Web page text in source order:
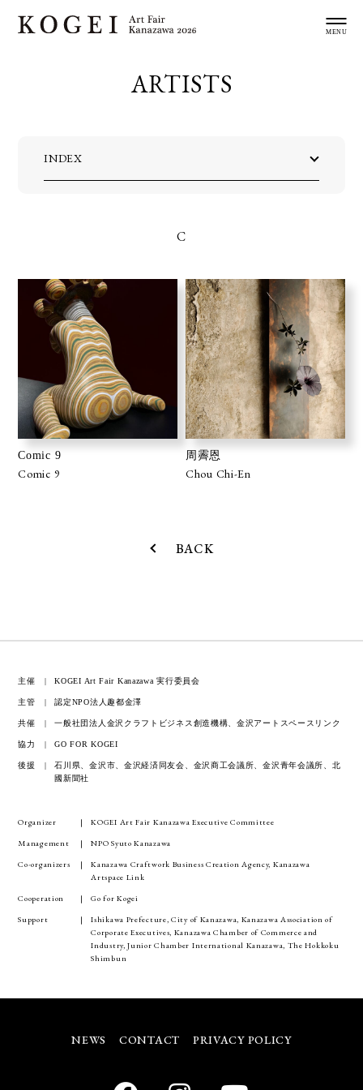
ARTISTS
INDEX
C
Comic 9
Comic 9
周霽恩
Chou Chi-En
BACK
主催 KOGEI Art Fair Kanazawa 実行委員会
主管 認定NPO法人趣都金澤
共催 一般社団法人金沢クラフトビジネス創造機構、金沢アートスペースリンク
協力 GO FOR KOGEI
後援
石川県、金沢市、金沢経済同友会、金沢商工会議所、金沢青年会議所、北
國新聞社
Organizer
KOGEI Art Fair Kanazawa Executive Committee
Management
NPO Syuto Kanazawa
Co-organizers
Kanazawa Craftwork Business Creation Agency, Kanazawa
Artspace Link
Cooperation
Go for Kogei
Support
Ishikawa Prefecture, City of Kanazawa, Kanazawa Association of
Corporate Executives, Kanazawa Chamber of Commerce and
Industry, Junior Chamber International Kanazawa, The Hokkoku
Shimbun
NEWS CONTACT PRIVACY POLICY